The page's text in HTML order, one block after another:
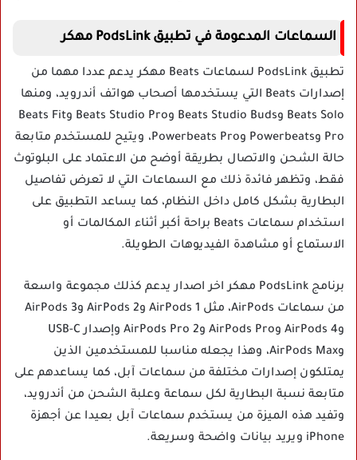
السماعات المدعومة في تطبيق PodsLink مهكر
تطبيق PodsLink لسماعات Beats مهكر يدعم عددا مهما من
إصدارات Beats التي يستخدمها أصحاب هواتف أندرويد، ومنها
Beats Solo وBeats Studio Buds وBeats Studio Pro وBeats Fit
Pro وPowerbeats وPowerbeats Pro، ويتيح للمستخدم متابعة
حالة الشحن والاتصال بطريقة أوضح من الاعتماد على البلوتوث
فقط، وتظهر فائدة ذلك مع السماعات التي لا تعرض تفاصيل
البطارية بشكل كامل داخل النظام، كما يساعد التطبيق على
استخدام سماعات Beats براحة أكبر أثناء المكالمات أو
الاستماع أو مشاهدة الفيديوهات الطويلة.
برنامج PodsLink مهكر اخر اصدار يدعم كذلك مجموعة واسعة
من سماعات AirPods، مثل AirPods 1 وAirPods 2 وAirPods 3
وAirPods 4 وAirPods Pro وAirPods Pro 2 وإصدار USB-C
وAirPods Max، وهذا يجعله مناسبا للمستخدمين الذين
يمتلكون إصدارات مختلفة من سماعات آبل، كما يساعدهم على
متابعة نسبة البطارية لكل سماعة وعلبة الشحن من أندرويد،
وتفيد هذه الميزة من يستخدم سماعات آبل بعيدا عن أجهزة
iPhone ويريد بيانات واضحة وسريعة.